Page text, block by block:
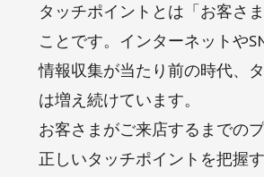
タッチポイントとは「お客さ
ことです。インターネットや
情報収集が当たり前の時代、
は増え続けています。
お客さまがご来店するまでの
正しいタッチポイントを把握